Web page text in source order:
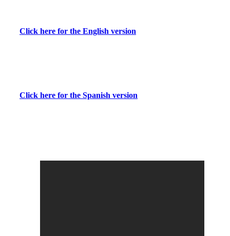
Click here for the English version
Click here for the Spanish version